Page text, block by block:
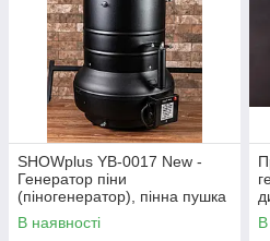
SHOWplus YB-0017 New -
Генератор піни
(піногенератор), пінна пушка
В наявності
В